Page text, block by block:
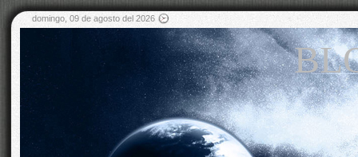
domingo, 09 de agosto del 2026